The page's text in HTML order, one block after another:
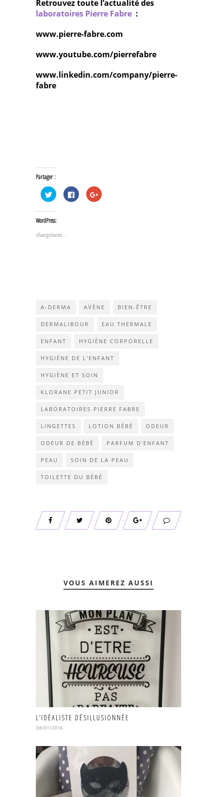
Retrouvez toute l’actualité des
laboratoires Pierre Fabre :
www.pierre-fabre.com
www.youtube.com/pierrefabre
www.linkedin.com/company/pierre-
fabre
Partager :
Cliquez
pour
partager
sur
dans
nouvelle
fenêtre)
Cliquez
pour
partager
Cliquez
pour
WordPress:
chargement…
A-DERMA AVÈNE BIEN-ÊTRE
DERMALIBOUR EAU THERMALE
ENFANT HYGIÈNE CORPORELLE
HYGIÈNE DE L'ENFANT
HYGIÈNE ET SOIN
KLORANE PETIT JUNIOR
LABORATOIRES PIERRE FABRE
LINGETTES LOTION BÉBÉ ODEUR
ODEUR DE BÉBÉ PARFUM D'ENFANT
PEAU SOIN DE LA PEAU
TOILETTE DU BÉBÉ
VOUS AIMEREZ AUSSI
L’IDÉALISTE DÉSILLUSIONNÉE
08/01/2016